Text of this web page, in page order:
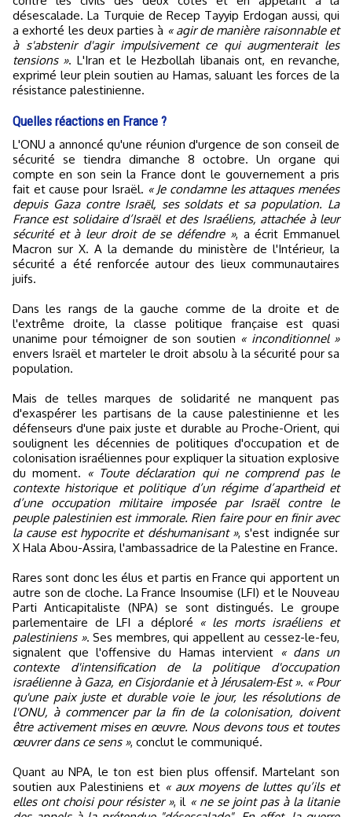
désescalade. La Turquie de Recep Tayyip Erdogan aussi, qui
a exhorté les deux parties à « agir de manière raisonnable et
à s'abstenir d'agir impulsivement ce qui augmenterait les
tensions ». L'Iran et le Hezbollah libanais ont, en revanche,
exprimé leur plein soutien au Hamas, saluant les forces de la
résistance palestinienne.
Quelles réactions en France ?
L'ONU a annoncé qu'une réunion d'urgence de son conseil de
sécurité se tiendra dimanche 8 octobre. Un organe qui
compte en son sein la France dont le gouvernement a pris
fait et cause pour Israël. « Je condamne les attaques menées
depuis Gaza contre Israël, ses soldats et sa population. La
France est solidaire d’Israël et des Israéliens, attachée à leur
sécurité et à leur droit de se défendre », a écrit Emmanuel
Macron sur X. A la demande du ministère de l'Intérieur, la
sécurité a été renforcée autour des lieux communautaires
juifs.
Dans les rangs de la gauche comme de la droite et de
l'extrême droite, la classe politique française est quasi
unanime pour témoigner de son soutien « inconditionnel »
envers Israël et marteler le droit absolu à la sécurité pour sa
population.
Mais de telles marques de solidarité ne manquent pas
d'exaspérer les partisans de la cause palestinienne et les
défenseurs d'une paix juste et durable au Proche-Orient, qui
soulignent les décennies de politiques d'occupation et de
colonisation israéliennes pour expliquer la situation explosive
du moment. « Toute déclaration qui ne comprend pas le
contexte historique et politique d’un régime d’apartheid et
d’une occupation militaire imposée par Israël contre le
peuple palestinien est immorale. Rien faire pour en finir avec
la cause est hypocrite et déshumanisant », s'est indignée sur
X Hala Abou-Assira, l'ambassadrice de la Palestine en France.
Rares sont donc les élus et partis en France qui apportent un
autre son de cloche. La France Insoumise (LFI) et le Nouveau
Parti Anticapitaliste (NPA) se sont distingués. Le groupe
parlementaire de LFI a déploré « les morts israéliens et
palestiniens ». Ses membres, qui appellent au cessez-le-feu,
signalent que l'offensive du Hamas intervient « dans un
contexte d'intensification de la politique d'occupation
israélienne à Gaza, en Cisjordanie et à Jérusalem-Est ». « Pour
qu'une paix juste et durable voie le jour, les résolutions de
l'ONU, à commencer par la fin de la colonisation, doivent
être activement mises en œuvre. Nous devons tous et toutes
œuvrer dans ce sens », conclut le communiqué.
Quant au NPA, le ton est bien plus offensif. Martelant son
soutien aux Palestiniens et « aux moyens de luttes qu’ils et
elles ont choisi pour résister », il « ne se joint pas à la litanie